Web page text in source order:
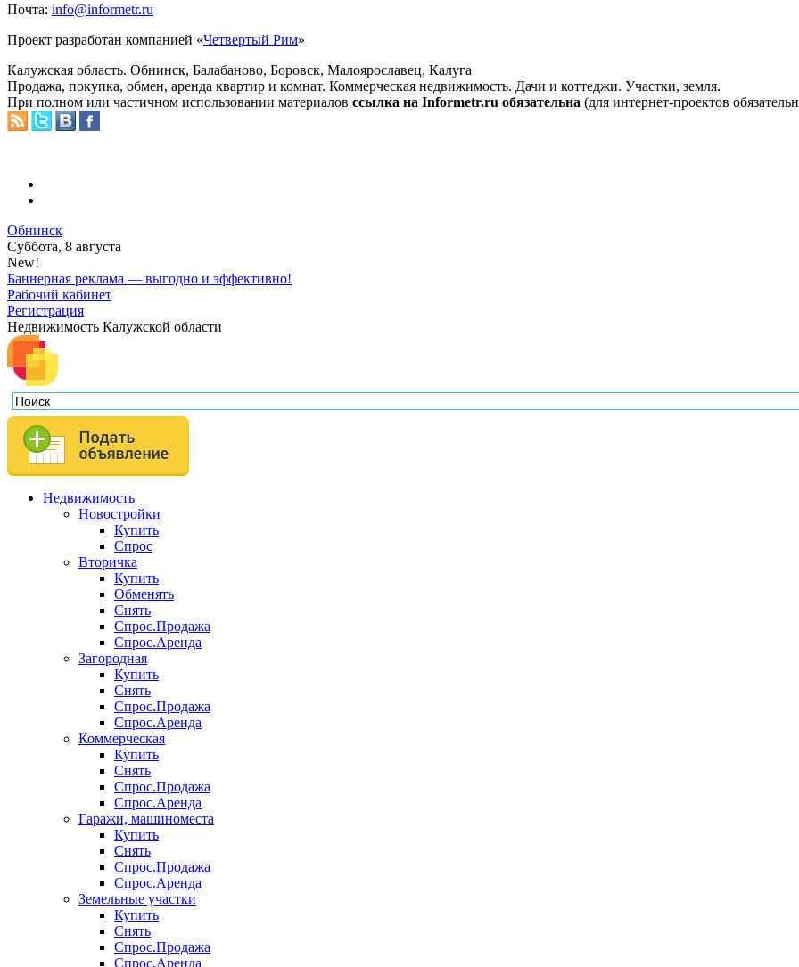
Почта: info@informetr.ru
Проект разработан компанией «Четвертый Рим»
Калужская область. Обнинск, Балабаново, Боровск, Малоярославец, Калуга
Продажа, покупка, обмен, аренда квартир и комнат. Коммерческая недвижимость. Дачи и коттеджи. Участки, земля.
При полном или частичном использовании материалов ссылка на Informetr.ru обязательна (для интернет-проектов
Обнинск
Суббота, 8 августа
New!
Баннерная реклама — выгодно и эффективно!
Рабочий кабинет
Регистрация
Недвижимость Калужской области
Недвижимость
Новостройки
Купить
Спрос
Вторичка
Купить
Обменять
Снять
Спрос.Продажа
Спрос.Аренда
Загородная
Купить
Снять
Спрос.Продажа
Спрос.Аренда
Коммерческая
Купить
Снять
Спрос.Продажа
Спрос.Аренда
Гаражи, машиноместа
Купить
Снять
Спрос.Продажа
Спрос.Аренда
Земельные участки
Купить
Снять
Спрос.Продажа
Спрос.Аренда